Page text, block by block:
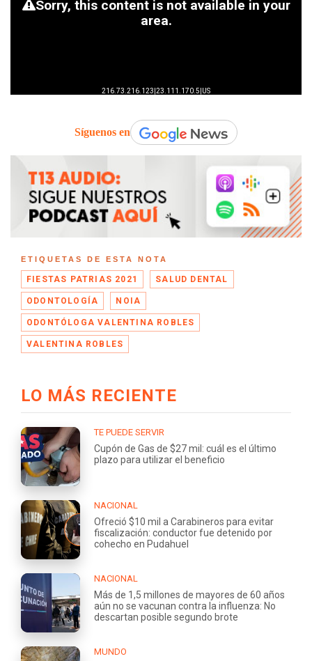
Síguenos en
ETIQUETAS DE ESTA NOTA
FIESTAS PATRIAS 2021 SALUD DENTAL
ODONTOLOGÍA NOIA
ODONTÓLOGA VALENTINA ROBLES
VALENTINA ROBLES
LO MÁS RECIENTE
TE PUEDE SERVIR
Cupón de Gas de $27 mil: cuál es el último
plazo para utilizar el beneficio
NACIONAL
Ofreció $10 mil a Carabineros para evitar
fiscalización: conductor fue detenido por
cohecho en Pudahuel
NACIONAL
Más de 1,5 millones de mayores de 60 años
aún no se vacunan contra la influenza: No
descartan posible segundo brote
MUNDO